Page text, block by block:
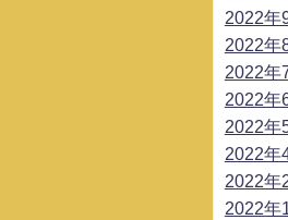
2022年
2022年
2022年
2022年
2022年
2022年
2022年
2022年